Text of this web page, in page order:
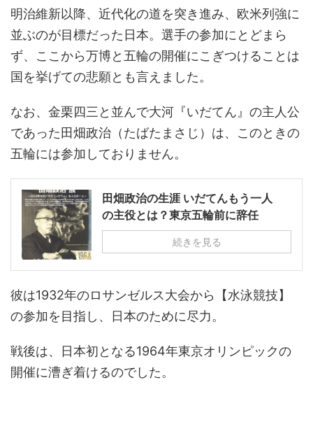
明治維新以降、近代化の道を突き進み、欧米列強に
並ぶのが目標だった日本。選手の参加にとどまら
ず、ここから万博と五輪の開催にこぎつけることは
国を挙げての悲願とも言えました。
なお、金栗四三と並んで大河『いだてん』の主人公
であった田畑政治（たばたまさじ）は、このときの
五輪には参加しておりません。
田畑政治の生涯 いだてんもう一人
の主役とは？東京五輪前に辞任
続きを見る
彼は1932年のロサンゼルス大会から【水泳競技】
の参加を目指し、日本のために尽力。
戦後は、日本初となる1964年東京オリンピックの
開催に漕ぎ着けるのでした。